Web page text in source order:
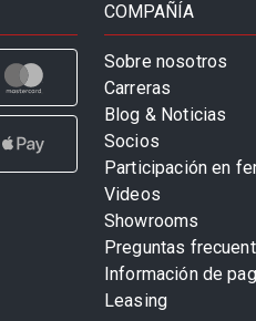
COMPAÑÍA
Sobre nosotros
Carreras
Blog & Noticias
Socios
Participación en
Videos
Showrooms
Preguntas
Información de
Leasing